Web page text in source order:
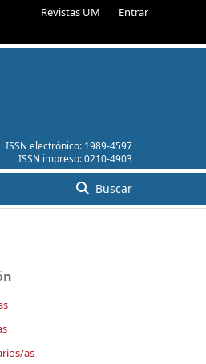
Revistas UM Entrar
ISSN electrónico: 1989-4597
ISSN impreso:0210-4903
Buscar
as